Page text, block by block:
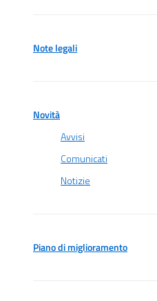
Note legali
Novità
Avvisi
Comunicati
Notizie
Piano di miglioramento